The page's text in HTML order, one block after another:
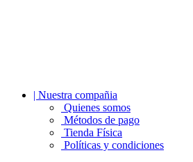
| Nuestra compañia
Quienes somos
Métodos de pago
Tienda Física
Políticas y condiciones